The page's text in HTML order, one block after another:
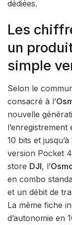
dédiées.
Les
un
simple
Selon le
consacré à l’
nouvelle
10 bits et
version Pocket
store DJI, l’
en combo
et un débit de
La même fiche
d’autonomie en